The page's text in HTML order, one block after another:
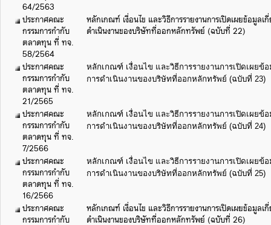
64/2563
ประกาศคณะ
กรรมการกำกับ
ตลาดทุน ที่ ทจ.
58/2564
หลักเกณฑ์ เงื่อนไข และวิธีการรายงานการเปิดเผยข้อมูลเ
ดำเนินงานของบริษัทที่ออกหลักทรัพย์ (ฉบับที่ 22)
ประกาศคณะ
กรรมการกำกับ
ตลาดทุน ที่ ทจ.
21/2565
หลักเกณฑ์ เงื่อนไข และวิธีการรายงานการเปิดเผยข้
การดำเนินงานของบริษัทที่ออกหลักทรัพย์ (ฉบับที่ 23)
ประกาศคณะ
กรรมการกำกับ
ตลาดทุน ที่ ทจ.
7/2566
หลักเกณฑ์ เงื่อนไข และวิธีการรายงานการเปิดเผยข้
การดำเนินงานของบริษัทที่ออกหลักทรัพย์ (ฉบับที่ 24)
ประกาศคณะ
กรรมการกำกับ
ตลาดทุน ที่ ทจ.
16/2566
หลักเกณฑ์ เงื่อนไข และวิธีการรายงานการเปิดเผยข้
การดำเนินงานของบริษัทที่ออกหลักทรัพย์ (ฉบับที่ 25)
ประกาศคณะ
กรรมการกำกับ
หลักเกณฑ์ เงื่อนไข และวิธีการรายงานการเปิดเผยข้อมูลเ
ดำเนินงานของบริษัทที่ออกหลักทรัพย์ (ฉบับที่ 26)